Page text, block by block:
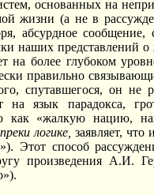
основанных на
жизни (а не в
абсурдное
наших представлений
на более глубоком
правильно
спутавшегося, он
на язык парадокса,
как «жалкую нацию,
логике, заявляет, что
Этот способ
произведения А.И.